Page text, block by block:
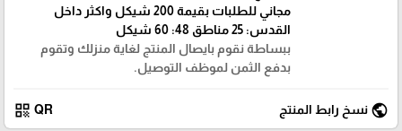
مجاني للطلبات بقيمة 200 شيكل واكثر داخل
القدس: 25 مناطق 48: 60 شيكل
ببساطة نقوم بايصال المنتج لغاية منزلك وتقوم
بدفع الثمن لموظف التوصيل.
public نسخ رابط المنتج QR
qr_code